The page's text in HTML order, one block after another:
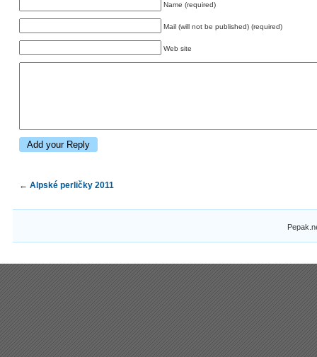
Name (required)
Mail (will not be published) (required)
Web site
← Alpské perličky 2011